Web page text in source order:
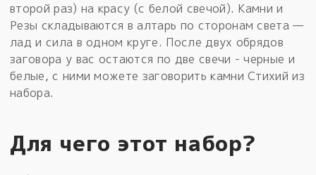
второй раз) на красу (с белой свечой). Камни и
Резы складываются в алтарь по сторонам света —
лад и сила в одном круге. После двух обрядов
заговора у вас остаются по две свечи - черные и
белые, с ними можете заговорить камни Стихий из
набора.
Для чего этот набор?